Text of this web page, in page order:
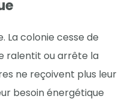
La colonie cesse de
ralentit ou arrête la
ne reçoivent plus leur
besoin énergétique